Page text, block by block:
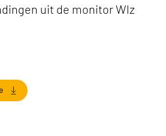
uit de monitor Wlz